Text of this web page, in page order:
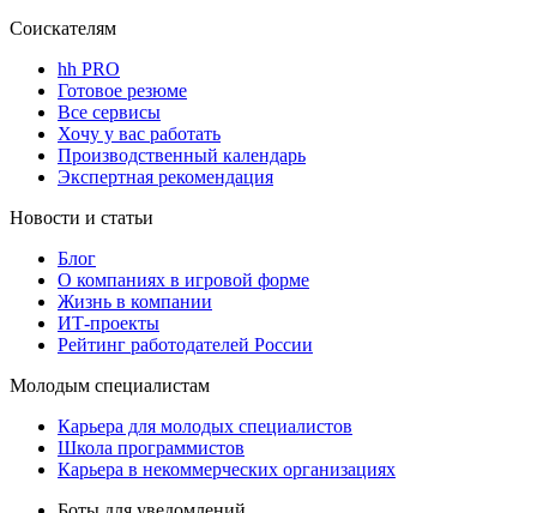
Соискателям
hh PRO
Готовое резюме
Все сервисы
Хочу у вас работать
Производственный календарь
Экспертная рекомендация
Новости и статьи
Блог
О компаниях в игровой форме
Жизнь в компании
ИТ-проекты
Рейтинг работодателей России
Молодым специалистам
Карьера для молодых специалистов
Школа программистов
Карьера в некоммерческих организациях